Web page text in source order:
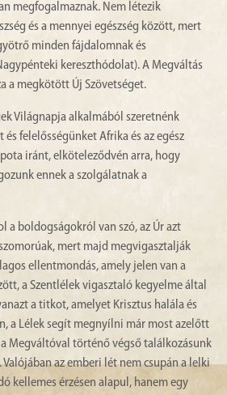
megfogalmaznak. Nem létezik
és a mennyei egészség között, mert
minden fájdalomnak és
kereszthódolat). A Megváltás
a megkötött Új Szövetséget.
Világnapja alkalmából szeretnénk
felelősségünket Afrika és az egész
iránt, elköteleződvén arra, hogy
ennek a szolgálatnak a
a boldogságokról van szó, az Úr azt
mert majd megvigasztalják
ellentmondás, amely jelen van a
a Szentlélek vigasztaló kegyelme által
a titkot, amelyet Krisztus halála és
a Lélek segít megnyílni már most azelőtt
Megváltóval történő végső találkozásunk
az emberi lét nem csupán a lelki
kellemes érzésen alapul, hanem egy